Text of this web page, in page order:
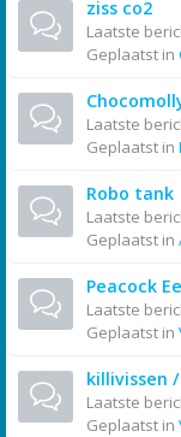
ziss co2
Laatste
Geplaatst in
Laatste
Geplaatst in
Robo tank
Laatste
Geplaatst in
Peacock
Laatste
Geplaatst in
killivissen
Laatste
Geplaatst in